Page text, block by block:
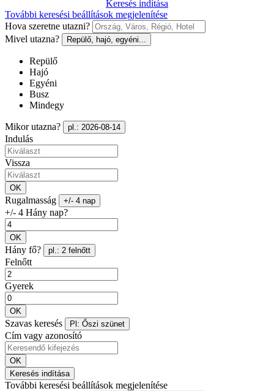
Keresés indítása
További keresési beállítások megjelenítése
Hova szeretne utazni?
Mivel utazna?
Repülő, hajó, egyéni...
Repülő
Hajó
Egyéni
Busz
Mindegy
Mikor utazna? pl.: 2026-08-14
Indulás
Vissza
OK
Rugalmasság +/- 4 nap
+/- 4 Hány nap?
OK
Hány fő? pl.: 2 felnőtt
Felnőtt
Gyerek
OK
Szavas keresés Pl: Őszi szünet
Cím vagy azonosító
OK
Keresés indítása
További keresési beállítások megjelenítése